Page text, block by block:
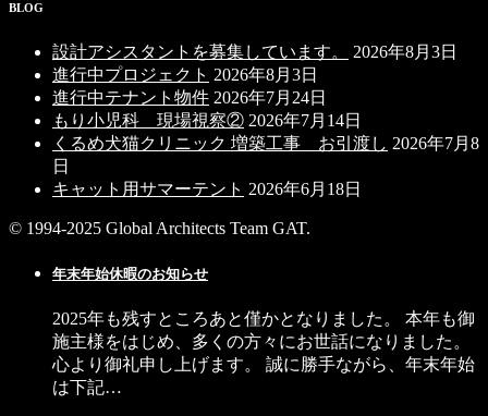
BLOG
設計アシスタントを募集しています。
2026年8月3日
進行中プロジェクト 2026年8月3日
進行中テナント物件 2026年7月24日
もり小児科 現場視察② 2026年7月14日
くるめ犬猫クリニック 増築工事 お引渡し 2026年7月8
日
キャット用サマーテント 2026年6月18日
© 1994-2025 Global Architects Team GAT.
年末年始休暇のお知らせ
2025年も残すところあと僅かとなりました。 本年も御
施主様をはじめ、多くの方々にお世話になりました。
心より御礼申し上げます。 誠に勝手ながら、年末年始
は下記…